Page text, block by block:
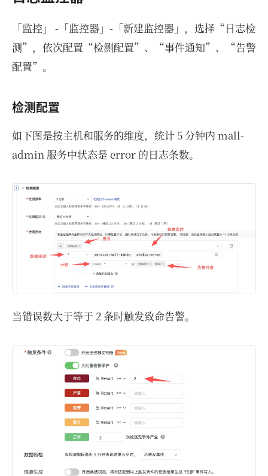
「监控」 -「监控器」-「新建监控器」，选择“日志检
测”，依次配置“检测配置”、“事件通知”、“告警
配置”。
检测配置
如下图是按主机和服务的维度，统计 5 分钟内 mall-
admin 服务中状态是 error 的日志条数。
当错误数大于等于 2 条时触发致命告警。